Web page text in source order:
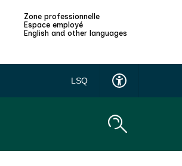
Zone professionnelle
Espace employé
English and other languages
LSQ